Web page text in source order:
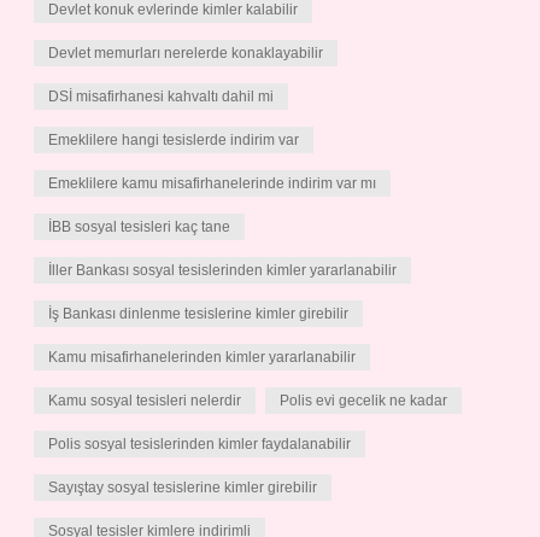
Devlet konuk evlerinde kimler kalabilir
Devlet memurları nerelerde konaklayabilir
DSİ misafirhanesi kahvaltı dahil mi
Emeklilere hangi tesislerde indirim var
Emeklilere kamu misafirhanelerinde indirim var mı
İBB sosyal tesisleri kaç tane
İller Bankası sosyal tesislerinden kimler yararlanabilir
İş Bankası dinlenme tesislerine kimler girebilir
Kamu misafirhanelerinden kimler yararlanabilir
Kamu sosyal tesisleri nelerdir Polis evi gecelik ne kadar
Polis sosyal tesislerinden kimler faydalanabilir
Sayıştay sosyal tesislerine kimler girebilir
Sosyal tesisler kimlere indirimli